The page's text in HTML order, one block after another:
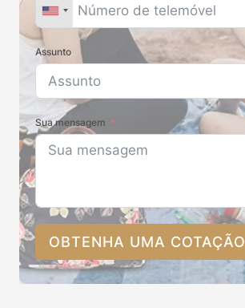
Assunto
Sua mensagem
OBTENHA UMA COTAÇÃO